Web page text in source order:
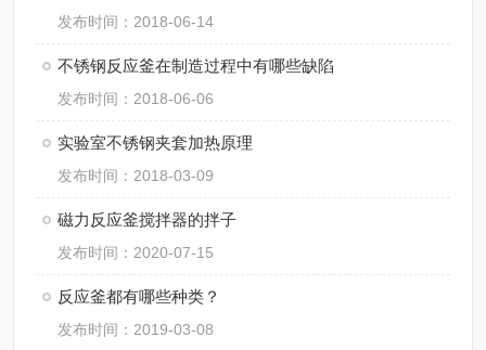
发布时间：2018-06-14
不锈钢反应釜在制造过程中有哪些缺陷
发布时间：2018-06-06
实验室不锈钢夹套加热原理
发布时间：2018-03-09
磁力反应釜搅拌器的拌子
发布时间：2020-07-15
反应釜都有哪些种类？
发布时间：2019-03-08